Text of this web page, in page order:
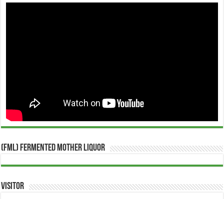
(FML) Fermented Mother Liquor
Visitor